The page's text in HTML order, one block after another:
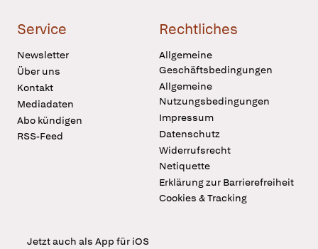
Service
Newsletter
Über uns
Kontakt
Mediadaten
Abo kündigen
RSS-Feed
Rechtliches
Allgemeine
Geschäftsbedingungen
Allgemeine
Nutzungsbedingungen
Impressum
Datenschutz
Widerrufsrecht
Netiquette
Erklärung zur Barrierefreiheit
Cookies & Tracking
Jetzt auch als App für iOS